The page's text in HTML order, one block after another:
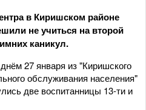
в Киришском районе
не учиться на второй
каникул.
27 января из "Киришского
обслуживания населения"
две воспитанницы 13-ти и